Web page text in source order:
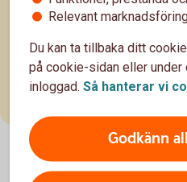
totala pensionen i
livsinkomst, det vill säga
arbetsliv, så varje år du har
snart dags att börja ta ut
Utbetalningen kan göras
9 okt. 2025
Relevant
Du kan ta tillbaka ditt
på cookie-sidan eller under
inloggad. Så hanterar vi
Godkänn